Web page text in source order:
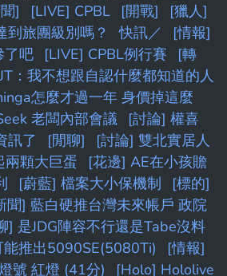
] [LIVE] CPBL [開戰]
[獵人]
到旅團級別嗎？
快訊／
[情報]
了吧 [LIVE] CPBL例行賽
[轉
：我不想跟自認什麼都知道的人
怎麼才過一年 身價掉這麼
老闆內部會議
[討論] 權喜
訊了
[閒聊]
[討論] 雙北實居人
顆大巨蛋
[花邊] AE在小孩贍
[蔚藍] 檔案大小保機制
[標的]
聞] 藍白硬推台灣未來帳戶 政院
] 是JDG陣容不行還是Tabe沒料
能推出5090SE(5080Ti)
[情報]
號 紅燈 (41分)
[Holo] Hololive